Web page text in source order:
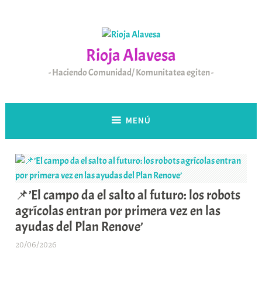
Rioja Alavesa
Haciendo Comunidad/ Komunitatea egiten
MENÚ
📌’El campo da el salto al futuro: los robots
agrícolas entran por primera vez en las
ayudas del Plan Renove’
20/06/2026